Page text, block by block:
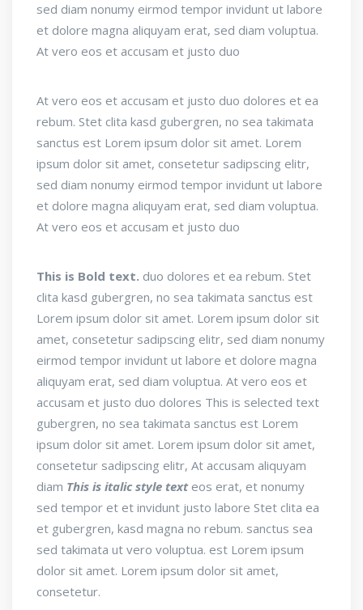
sed diam nonumy eirmod tempor invidunt ut labore
et dolore magna aliquyam erat, sed diam voluptua.
At vero eos et accusam et justo duo
At vero eos et accusam et justo duo dolores et ea
rebum. Stet clita kasd gubergren, no sea takimata
sanctus est Lorem ipsum dolor sit amet. Lorem
ipsum dolor sit amet, consetetur sadipscing elitr,
sed diam nonumy eirmod tempor invidunt ut labore
et dolore magna aliquyam erat, sed diam voluptua.
At vero eos et accusam et justo duo
This is Bold text. duo dolores et ea rebum. Stet
clita kasd gubergren, no sea takimata sanctus est
Lorem ipsum dolor sit amet. Lorem ipsum dolor sit
amet, consetetur sadipscing elitr, sed diam nonumy
eirmod tempor invidunt ut labore et dolore magna
aliquyam erat, sed diam voluptua. At vero eos et
accusam et justo duo dolores This is selected text
gubergren, no sea takimata sanctus est Lorem
ipsum dolor sit amet. Lorem ipsum dolor sit amet,
consetetur sadipscing elitr, At accusam aliquyam
diam This is italic style texteos erat, et nonumy
sed tempor et et invidunt justo labore Stet clita ea
et gubergren, kasd magna no rebum. sanctus sea
sed takimata ut vero voluptua. est Lorem ipsum
dolor sit amet. Lorem ipsum dolor sit amet,
consetetur.